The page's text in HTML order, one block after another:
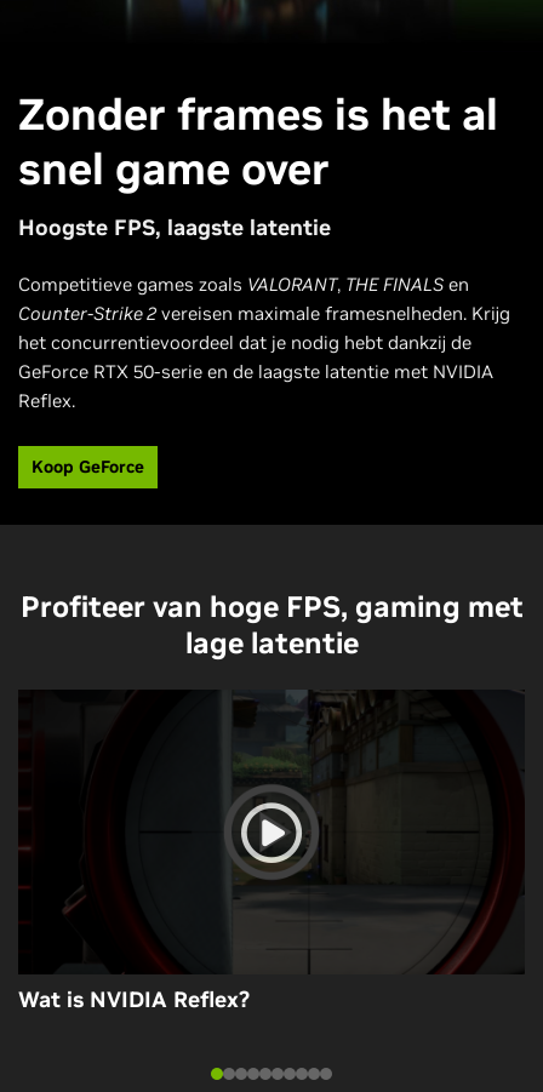
Zonder frames is het al
snel game over
Hoogste FPS, laagste latentie
Competitieve games zoals VALORANT, THE FINALS en
Counter-Strike 2 vereisen maximale framesnelheden. Krijg
het concurrentievoordeel dat je nodig hebt dankzij de
GeForce RTX 50-serie en de laagste latentie met NVIDIA
Reflex.
Koop GeForce
Profiteer van hoge FPS, gaming met
lage latentie
Wat is NVIDIA Reflex?